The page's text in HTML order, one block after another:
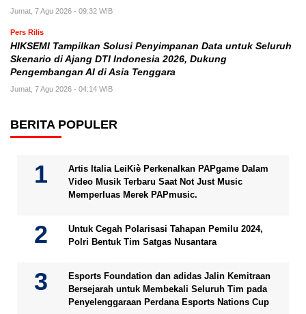
Jumat, 7 Agu 2026 - 09:32 WIB
Pers Rilis
HIKSEMI Tampilkan Solusi Penyimpanan Data untuk Seluruh
Skenario di Ajang DTI Indonesia 2026, Dukung
Pengembangan AI di Asia Tenggara
Jumat, 7 Agu 2026 - 04:14 WIB
BERITA POPULER
Artis Italia LeiKiè Perkenalkan PAPgame Dalam
Video Musik Terbaru Saat Not Just Music
Memperluas Merek PAPmusic.
Untuk Cegah Polarisasi Tahapan Pemilu 2024,
Polri Bentuk Tim Satgas Nusantara
Esports Foundation dan adidas Jalin Kemitraan
Bersejarah untuk Membekali Seluruh Tim pada
Penyelenggaraan Perdana Esports Nations Cup